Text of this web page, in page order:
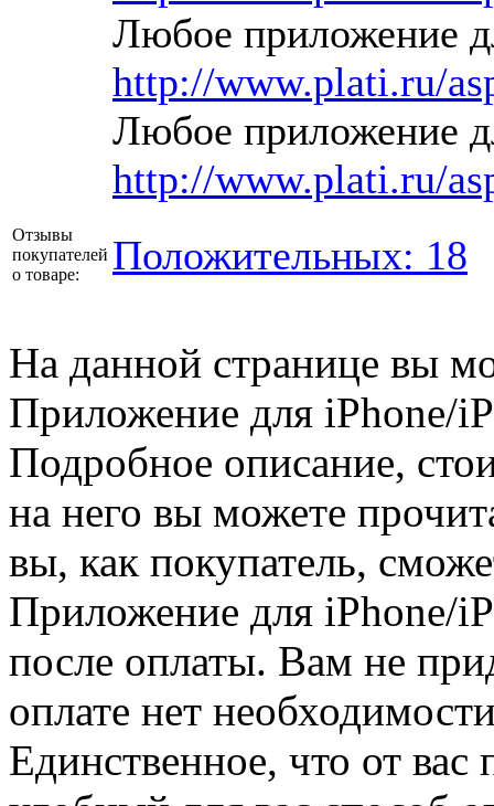
Любое приложение
http://www.plati.ru/
Любое приложение
http://www.plati.ru/
Отзывы
покупателей
о товаре:
Положительных: 18
На данной странице вы
Приложение для iPhone/
Подробное описание,
на него вы можете
вы, как покупатель,
Приложение для iPhone/
после оплаты. Вам не
оплате нет
Единственное, что от вас